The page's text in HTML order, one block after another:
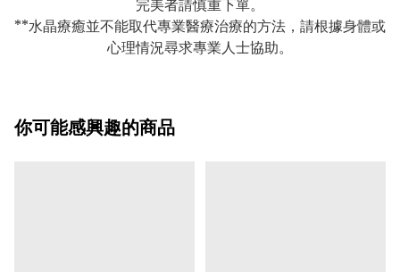
完美者請慎重下單。
**水晶療癒並不能取代專業醫療治療的方法，請根據身體或
心理情況尋求專業人士協助。
你可能感興趣的商品